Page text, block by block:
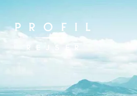
til
indhold